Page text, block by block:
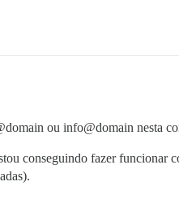
ou info@domain nesta
conseguindo fazer